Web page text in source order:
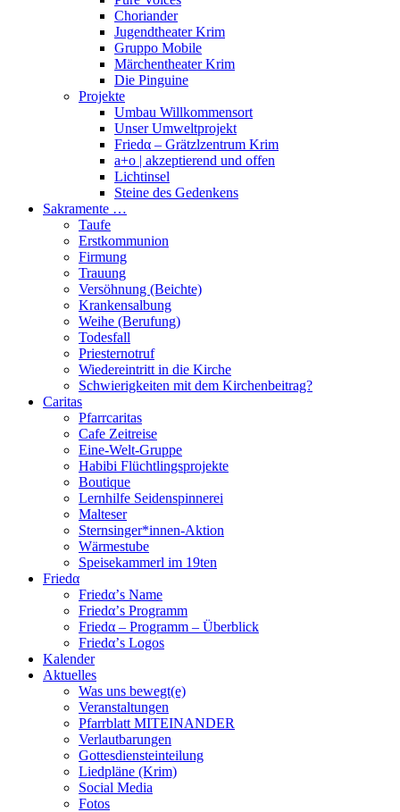
Choriander
Jugendtheater Krim
Gruppo Mobile
Märchentheater Krim
Die Pinguine
Projekte
Umbau Willkommensort
Unser Umweltprojekt
Friedα – Grätzlzentrum Krim
a+o | akzeptierend und offen
Lichtinsel
Steine des Gedenkens
Sakramente …
Taufe
Erstkommunion
Firmung
Trauung
Versöhnung (Beichte)
Krankensalbung
Weihe (Berufung)
Todesfall
Priesternotruf
Wiedereintritt in die Kirche
Schwierigkeiten mit dem Kirchenbeitrag?
Caritas
Pfarrcaritas
Cafe Zeitreise
Eine-Welt-Gruppe
Habibi Flüchtlingsprojekte
Boutique
Lernhilfe Seidenspinnerei
Malteser
Sternsinger*innen-Aktion
Wärmestube
Speisekammerl im 19ten
Friedα
Friedα’s Name
Friedα’s Programm
Friedα – Programm – Überblick
Friedα’s Logos
Kalender
Aktuelles
Was uns bewegt(e)
Veranstaltungen
Pfarrblatt MITEINANDER
Verlautbarungen
Gottesdiensteinteilung
Liedpläne (Krim)
Social Media
Fotos